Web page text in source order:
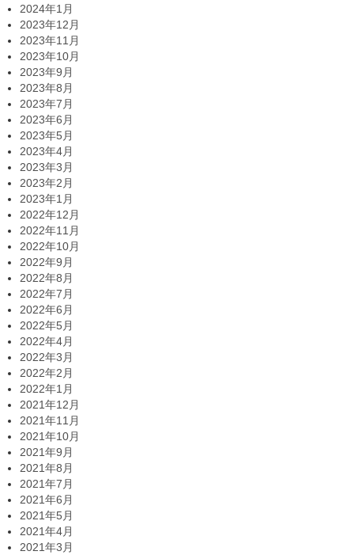
2024年1月
2023年12月
2023年11月
2023年10月
2023年9月
2023年8月
2023年7月
2023年6月
2023年5月
2023年4月
2023年3月
2023年2月
2023年1月
2022年12月
2022年11月
2022年10月
2022年9月
2022年8月
2022年7月
2022年6月
2022年5月
2022年4月
2022年3月
2022年2月
2022年1月
2021年12月
2021年11月
2021年10月
2021年9月
2021年8月
2021年7月
2021年6月
2021年5月
2021年4月
2021年3月